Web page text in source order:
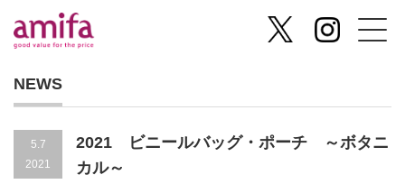
NEWS
5.7
2021
2021 ビニールバッグ・ポーチ ～ボタニ
カル～